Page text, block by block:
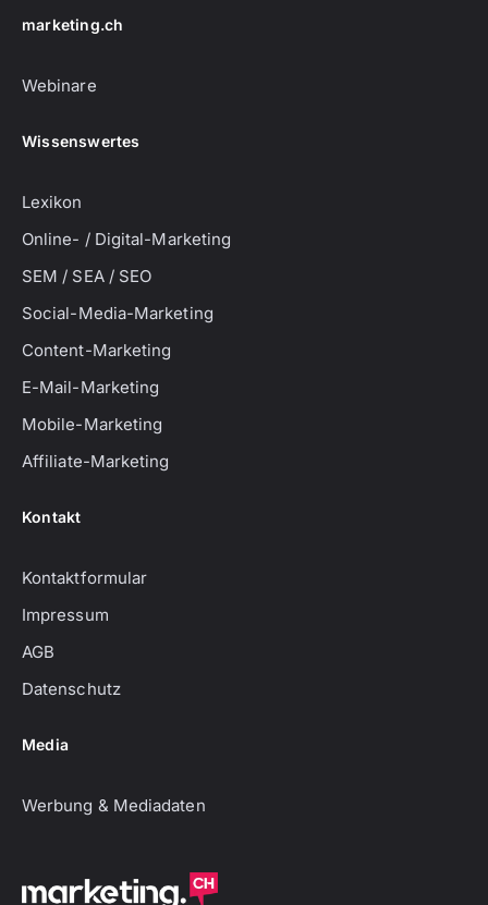
marketing.ch
Webinare
Wissenswertes
Lexikon
Online- / Digital-Marketing
SEM / SEA / SEO
Social-Media-Marketing
Content-Marketing
E-Mail-Marketing
Mobile-Marketing
Affiliate-Marketing
Kontakt
Kontaktformular
Impressum
AGB
Datenschutz
Media
Werbung & Mediadaten